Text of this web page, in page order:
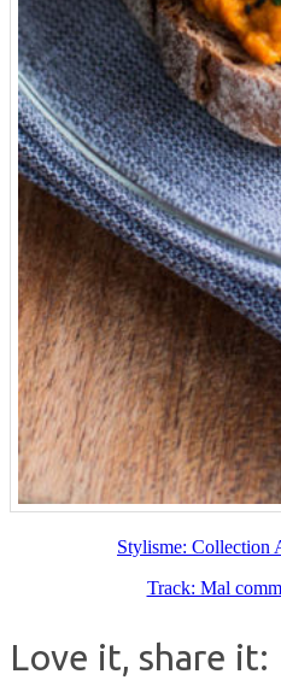
Stylisme: Collection
Track: Mal
Love it, share it: